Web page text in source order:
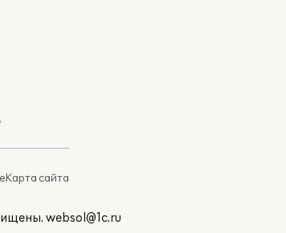
Карта сайта
websol@1c.ru